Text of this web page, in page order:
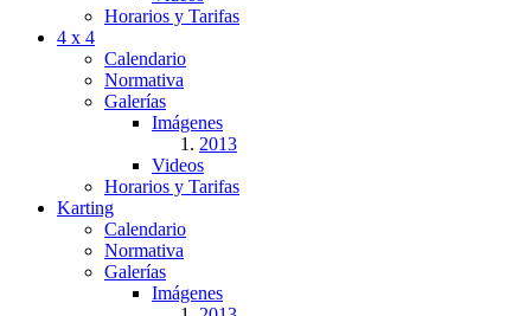
Horarios y Tarifas
4 x 4
Calendario
Normativa
Galerías
Imágenes
2013
Videos
Horarios y Tarifas
Karting
Calendario
Normativa
Galerías
Imágenes